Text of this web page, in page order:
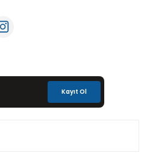
Kayıt Ol